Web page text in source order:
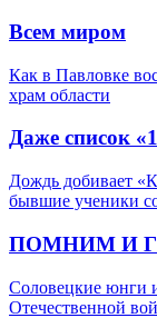
Всем миром
Как в Павловке
храм области
Даже список
Дождь добивает
бывшие ученики
ПОМНИМ И
Соловецкие юнги
Отечественной